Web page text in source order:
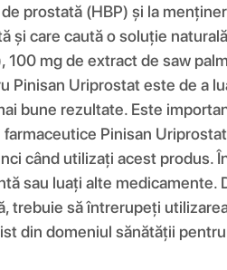
prostată (HBP) și la
și care caută o soluție
mg de extract de saw
Uriprostat este de a
bune rezultate. Este
Pinisan
când utilizați acest produs.
sau luați alte medicamente.
trebuie să întrerupeți
din domeniul sănătății